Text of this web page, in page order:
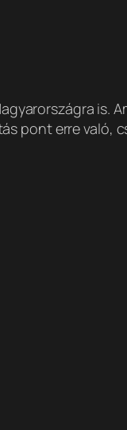
is.
pont erre való,